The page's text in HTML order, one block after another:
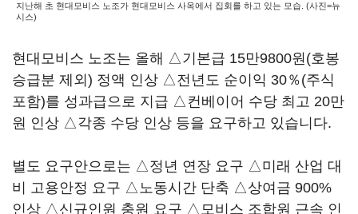
지난해 초 현대모비스 노조가 현대모비스 사옥에서 집회를 하고 있는 모습. (사진=뉴
시스)
현대모비스 노조는 올해 △기본급 15만9800원(호봉
승급분 제외) 정액 인상 △전년도 순이익 30％(주식
포함)를 성과급으로 지급 △컨베이어 수당 최고 20만
원 인상 △각종 수당 인상 등을 요구하고 있습니다.
별도 요구안으로는 △정년 연장 요구 △미래 산업 대
비 고용안정 요구 △노동시간 단축 △상여금 900%
인상 △신규인원 충원 요구 △모비스 조합원 근속 인